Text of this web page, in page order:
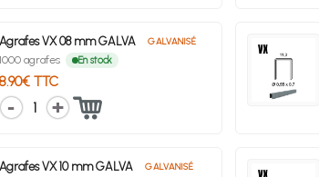
Agrafes VX 08 mm GALVA GALVANISÉ
1000 agrafes En stock
8.90€ TTC
1
Agrafes VX 10 mm GALVA GALVANISÉ